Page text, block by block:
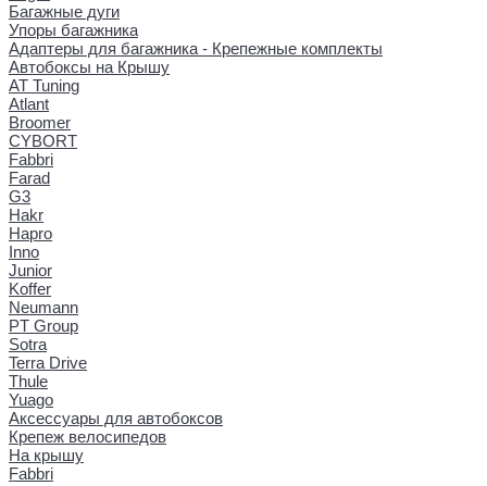
Багажные дуги
Упоры багажника
Адаптеры для багажника - Крепежные комплекты
Автобоксы на Крышу
AT Tuning
Atlant
Broomer
CYBORT
Fabbri
Farad
G3
Hakr
Hapro
Inno
Junior
Koffer
Neumann
PT Group
Sotra
Terra Drive
Thule
Yuago
Аксессуары для автобоксов
Крепеж велосипедов
На крышу
Fabbri